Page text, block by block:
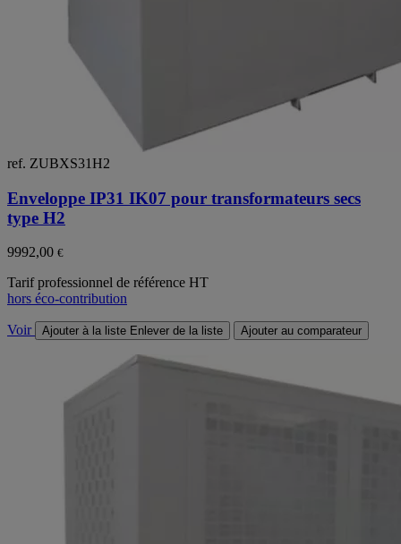
ref. ZUBXS31H2
Enveloppe IP31 IK07 pour transformateurs secs
type H2
9992,00 €
Tarif professionnel de référence HT
hors éco-contribution
Voir Ajouter à la liste Enlever de la liste Ajouter au comparateur